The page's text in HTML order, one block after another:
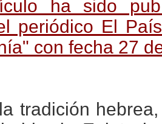
ha sido
periódico El
con fecha 27
tradición